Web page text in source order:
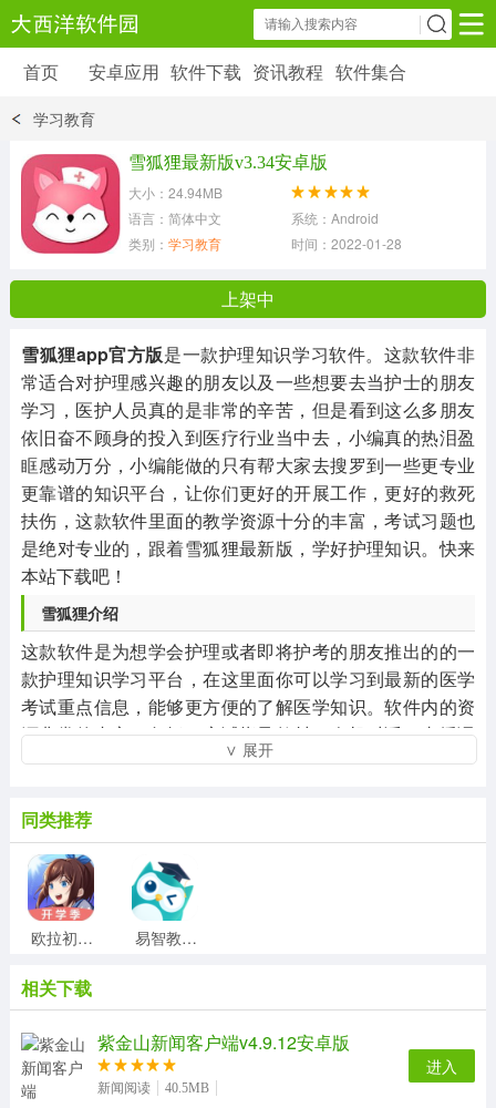
安卓应用 软件下载 资讯教程
6179 款应用
39 款应用
首页 安卓应用 软件下载 资讯教程 软件集合
学习教育
雪狐狸最新版v3.34安卓版
大小：24.94MB
语言：简体中文
系统：Android
类别： 学习教育 时间：2022-01-28 14:16:57
上架中
雪狐狸app官方版是一款护理知识学习软件。这款软件非
常适合对护理感兴趣的朋友以及一些想要去当护士的朋友
学习，医护人员真的是非常的辛苦，但是看到这么多朋友
依旧奋不顾身的投入到医疗行业当中去，小编真的热泪盈
眶感动万分，小编能做的只有帮大家去搜罗到一些更专业
更靠谱的知识平台，让你们更好的开展工作，更好的救死
扶伤，这款软件里面的教学资源十分的丰富，考试习题也
是绝对专业的，跟着雪狐狸最新版，学好护理知识。快来
本站下载吧！
雪狐狸介绍
这款软件是为想学会护理或者即将护考的朋友推出的的一
款护理知识学习平台，在这里面你可以学习到最新的医学
考试重点信息，能够更方便的了解医学知识。软件内的资
源非常的丰富，包括了应试指导教材、人机对话、直播课
等等，你可以选择最适合的学习方式进行学习，当你学习
牢记知识点，而刷完题的结果软件也会帮你分析，就算有
不懂的地方也可以在线向软件上的名师请教，名师会耐心
的为你答疑解惑，让你清楚的知道自己的不足。另外软件
内还提供了多种考试模拟，可以让你更好的通过考试，帮
助你减轻备考负担，轻松备考过关。该软件还与人民卫生
件涵盖护士资格考试、初级护师、主管护师、医学高级考
试的重难点，包含了护理考试交流平台、视频讲解、在线
练题、错题收藏等丰富功能。软件内容实时更新，帮你顺
利拿下考试，帮你迅速获取护理考试第一手资讯。有需要
的用户欢迎下载体验。
∨ 展开
同类推荐
欧拉初中数学免费版v1.0.7破解版 易智教官方版v4.1.5安卓版
相关下载
紫金山新闻客户端v4.9.12安卓版
新闻阅读 40.5MB
进入